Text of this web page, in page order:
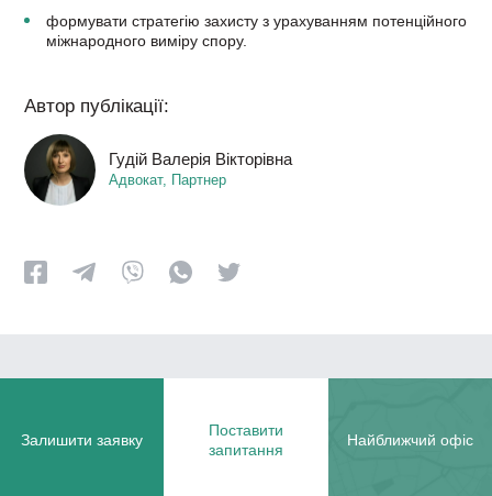
формувати стратегію захисту з урахуванням потенційного
міжнародного виміру спору.
Автор публікації:
Гудій Валерія Вікторівна
Адвокат, Партнер
Залишити заявку
Поставити
запитання
Найближчий офіс